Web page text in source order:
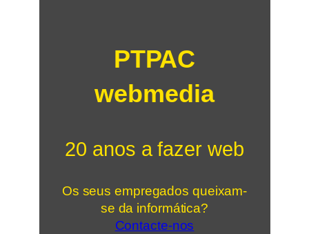
PTPAC
webmedia
20 anos a fazer web
Os seus empregados queixam-
se da informática?
Contacte-nos